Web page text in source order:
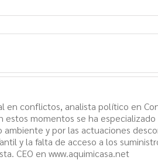
en conflictos, analista político en
momentos se ha
y por las actuaciones
y la falta de acceso a los
CEO en www.aquimicasa.net